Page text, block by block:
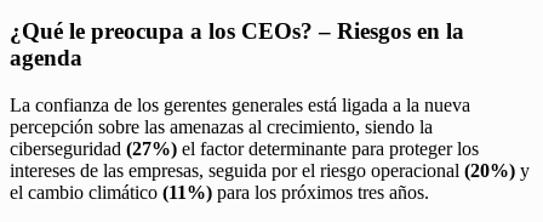
¿Qué le preocupa a los CEOs? – Riesgos en la
agenda
La confianza de los gerentes generales está ligada a la nueva
percepción sobre las amenazas al crecimiento, siendo la
ciberseguridad (27%) el factor determinante para proteger los
intereses de las empresas, seguida por el riesgo operacional (20%) y
el cambio climático (11%) para los próximos tres años.